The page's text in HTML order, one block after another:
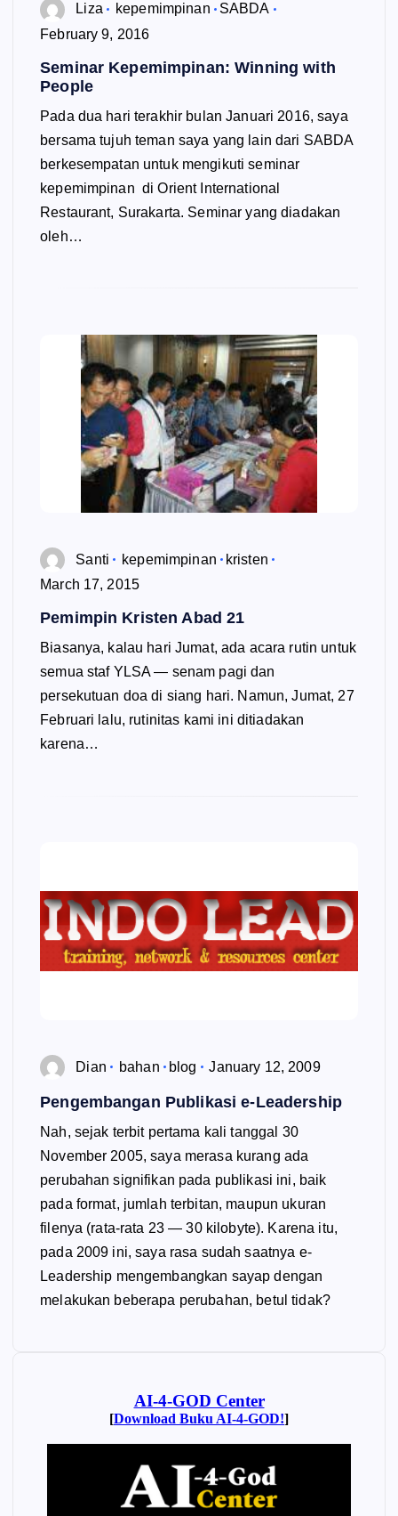
Liza kepemimpinan
SABDA
February 9, 2016
Seminar Kepemimpinan: Winning with
People
Pada dua hari terakhir bulan Januari 2016, saya
bersama tujuh teman saya yang lain dari SABDA
berkesempatan untuk mengikuti seminar
kepemimpinan di Orient International
Restaurant, Surakarta. Seminar yang diadakan
oleh…
Santi kepemimpinan
kristen
March 17, 2015
Pemimpin Kristen Abad 21
Biasanya, kalau hari Jumat, ada acara rutin untuk
semua staf YLSA — senam pagi dan
persekutuan doa di siang hari. Namun, Jumat, 27
Februari lalu, rutinitas kami ini ditiadakan
karena…
Dian bahan blog January 12, 2009
Pengembangan Publikasi e-Leadership
Nah, sejak terbit pertama kali tanggal 30
November 2005, saya merasa kurang ada
perubahan signifikan pada publikasi ini, baik
pada format, jumlah terbitan, maupun ukuran
filenya (rata-rata 23 — 30 kilobyte). Karena itu,
pada 2009 ini, saya rasa sudah saatnya e-
Leadership mengembangkan sayap dengan
melakukan beberapa perubahan, betul tidak?